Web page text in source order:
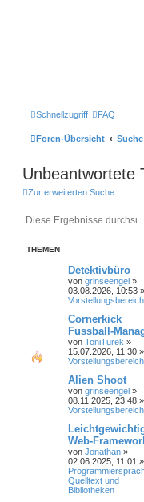
Schnellzugriff FAQ
Foren-Übersicht Suche
Unbeantwortete
Zur erweiterten Suche
THEMEN
Detektivbüro
von grinseengel »
03.08.2026, 10:53
Vorstellungsbereich
Cornerkick
Fussball-
von ToniTurek »
15.07.2026, 11:30
Vorstellungsbereich
Alien Shoot
von grinseengel »
08.11.2025, 23:48
Vorstellungsbereich
Web-
von Jonathan »
02.06.2025, 11:01
Quelltext und
Bibliotheken